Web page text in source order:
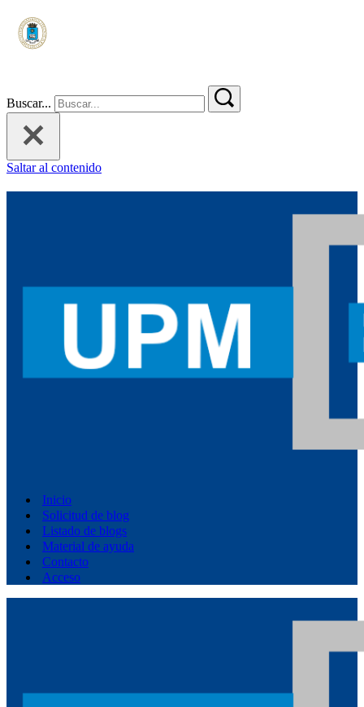
Buscar...
Saltar al contenido
Inicio
Solicitud de blog
Listado de blogs
Material de ayuda
Contacto
Acceso